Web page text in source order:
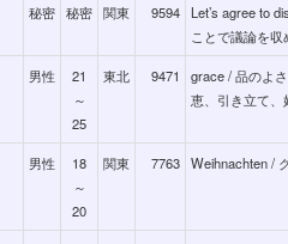
秘密 秘密 関東 9594
Let’s agree to
ことで議論を
男性
21
～
25
東北 9471
grace / 品のよ
恵、引き立て、
男性
18
～
20
関東 7763 Weihnachten /